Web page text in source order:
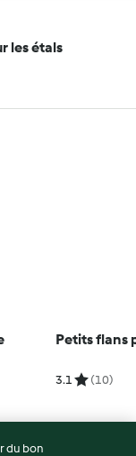
les étals
Petits flans
3.1 (10)
du bon